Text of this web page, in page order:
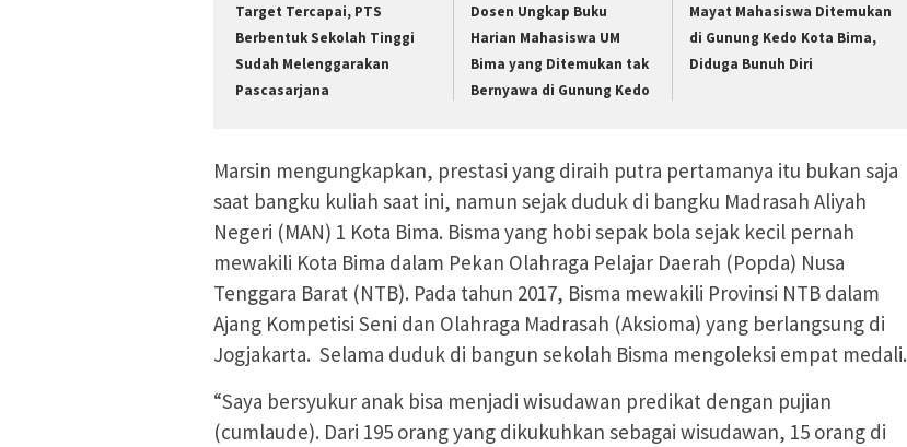
Target Tercapai, PTS
Berbentuk Sekolah Tinggi
Sudah Melenggarakan
Pascasarjana
Dosen Ungkap Buku
Harian Mahasiswa UM
Bima yang Ditemukan tak
Bernyawa di Gunung Kedo
Mayat Mahasiswa Ditemukan
di Gunung Kedo Kota Bima,
Diduga Bunuh Diri
Marsin mengungkapkan, prestasi yang diraih putra pertamanya itu bukan saja
saat bangku kuliah saat ini, namun sejak duduk di bangku Madrasah Aliyah
Negeri (MAN) 1 Kota Bima. Bisma yang hobi sepak bola sejak kecil pernah
mewakili Kota Bima dalam Pekan Olahraga Pelajar Daerah (Popda) Nusa
Tenggara Barat (NTB). Pada tahun 2017, Bisma mewakili Provinsi NTB dalam
Ajang Kompetisi Seni dan Olahraga Madrasah (Aksioma) yang berlangsung di
Jogjakarta. Selama duduk di bangun sekolah Bisma mengoleksi empat medali.
“Saya bersyukur anak bisa menjadi wisudawan predikat dengan pujian
(cumlaude). Dari 195 orang yang dikukuhkan sebagai wisudawan, 15 orang di